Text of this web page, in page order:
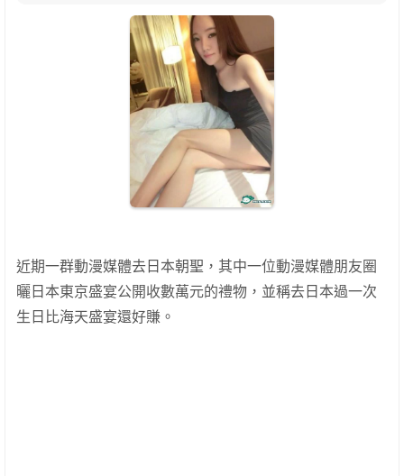
近期一群動漫媒體去日本朝聖，其中一位動漫媒體朋友圈
曬日本東京盛宴公開收數萬元的禮物，並稱去日本過一次
生日比海天盛宴還好賺。